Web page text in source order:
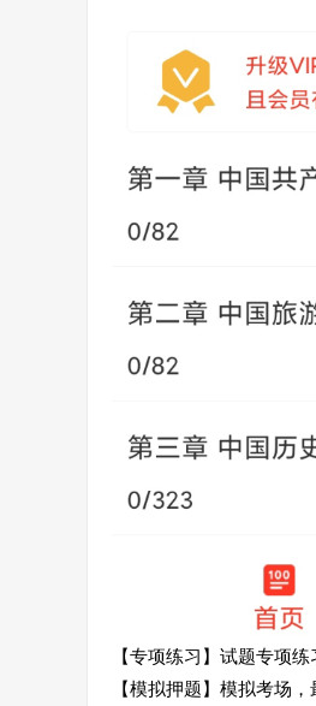
【专项练习】试题专项
【模拟押题】模拟考场